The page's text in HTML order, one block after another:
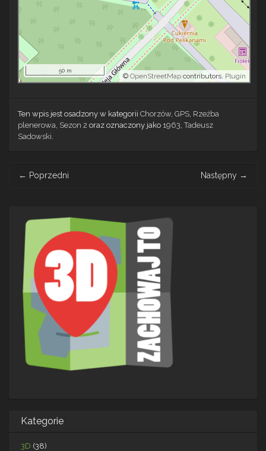
© OpenStreetMap contributors. Plugin
50 m
Ten wpis jest osadzony w kategorii Chorzów, GPS Rzeźba
plenerowa Sezon 2 oraz oznaczony jako 1963 ,Tadeusz
Sadowski
navigation
← Poprzedni Następny →
Kategorie
3D (38)